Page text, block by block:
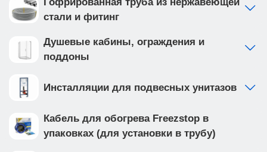
Гофрированная труба из нержавеющей
стали и фитинг
Душевые кабины, ограждения и
поддоны
Инсталляции для подвесных унитазов
Кабель для обогрева Freezstop в
упаковках (для установки в трубу)